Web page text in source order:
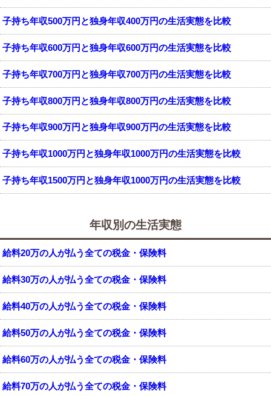
子持ち年収500万円と独身年収400万円の生活実態を比較
子持ち年収600万円と独身年収600万円の生活実態を比較
子持ち年収700万円と独身年収700万円の生活実態を比較
子持ち年収800万円と独身年収800万円の生活実態を比較
子持ち年収900万円と独身年収900万円の生活実態を比較
子持ち年収1000万円と独身年収1000万円の生活実態を比較
子持ち年収1500万円と独身年収1000万円の生活実態を比較
年収別の生活実態
給料20万の人が払う全ての税金・保険料
給料30万の人が払う全ての税金・保険料
給料40万の人が払う全ての税金・保険料
給料50万の人が払う全ての税金・保険料
給料60万の人が払う全ての税金・保険料
給料70万の人が払う全ての税金・保険料